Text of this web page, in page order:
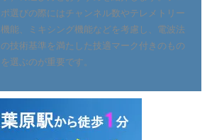
ポ選びの際にはチャンネル数やテレメトリー
機能、ミキシング機能などを考慮し、電波法
の技術基準を満たした技適マーク付きのもの
を選ぶのが重要です。